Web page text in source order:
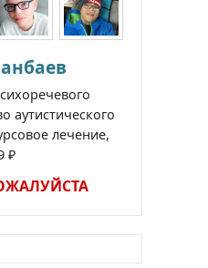
аутистического
лечение,
₽